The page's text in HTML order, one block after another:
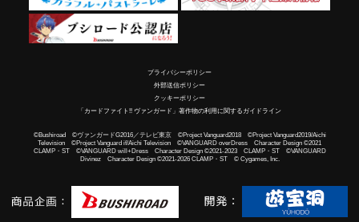
プライバシーポリシー
外部送信ポリシー
クッキーポリシー
「カードファイト!! ヴァンガード」著作物の利用に関するガイドライン
©Bushiroad ©ヴァンガードG2016／テレビ東京 ©Project Vanguard2018 ©Project Vanguard2019/Aichi
Television ©Project Vanguard if/Aichi Television ©VANGUARD overDress Character Design ©2021
CLAMP・ST ©VANGUARD will+Dress Character Design ©2021-2023 CLAMP・ST ©VANGUARD
Divinez Character Design ©2021-2026 CLAMP・ST © Cygames, Inc.